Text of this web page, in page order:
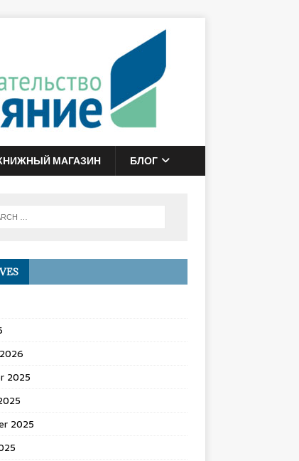
МАГАЗИН БЛОГ
2025
2025